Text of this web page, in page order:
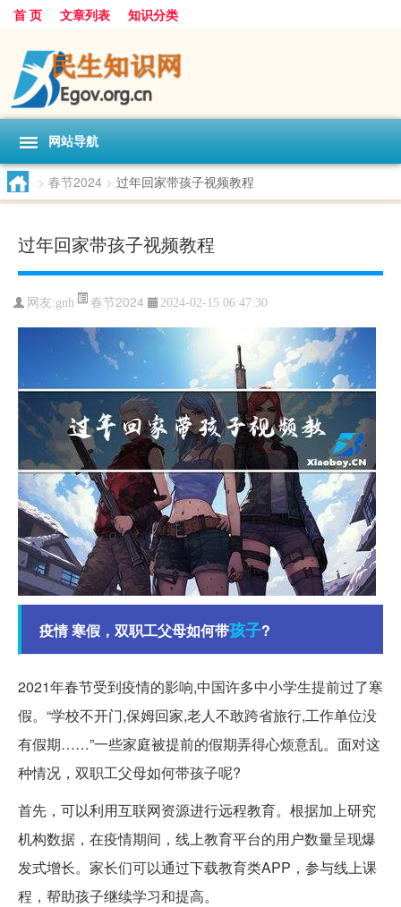
首 页 文章列表 知识分类
网站导航
> 春节2024 > 过年回家带孩子视频教程
过年回家带孩子视频教程
网友:gnh 春节2024 2024-02-15 06:47:30
疫情 寒假，双职工父母如何带孩子?
2021年春节受到疫情的影响,中国许多中小学生提前过了寒
假。“学校不开门,保姆回家,老人不敢跨省旅行,工作单位没
有假期……”一些家庭被提前的假期弄得心烦意乱。面对这
种情况，双职工父母如何带孩子呢?
首先，可以利用互联网资源进行远程教育。根据加上研究
机构数据，在疫情期间，线上教育平台的用户数量呈现爆
发式增长。家长们可以通过下载教育类APP，参与线上课
程，帮助孩子继续学习和提高。